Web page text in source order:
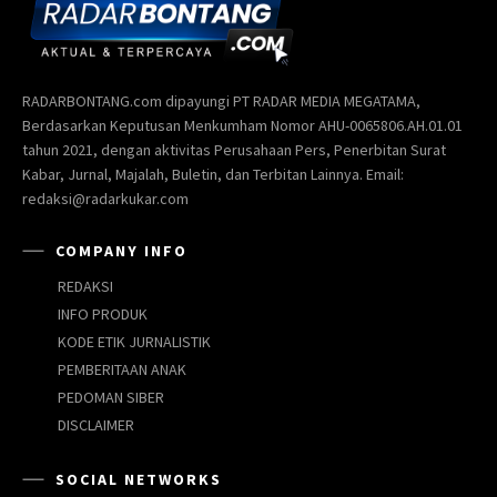
RADARBONTANG.com dipayungi PT RADAR MEDIA MEGATAMA,
Berdasarkan Keputusan Menkumham Nomor AHU-0065806.AH.01.01
tahun 2021, dengan aktivitas Perusahaan Pers, Penerbitan Surat
Kabar, Jurnal, Majalah, Buletin, dan Terbitan Lainnya. Email:
redaksi@radarkukar.com
COMPANY INFO
REDAKSI
INFO PRODUK
KODE ETIK JURNALISTIK
PEMBERITAAN ANAK
PEDOMAN SIBER
DISCLAIMER
SOCIAL NETWORKS